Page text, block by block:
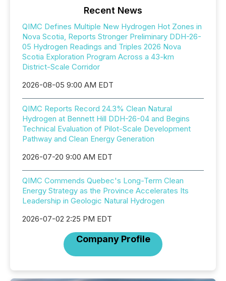
Recent News
QIMC Defines Multiple New Hydrogen Hot Zones in
Nova Scotia, Reports Stronger Preliminary DDH-26-
05 Hydrogen Readings and Triples 2026 Nova
Scotia Exploration Program Across a 43-km
District-Scale Corridor
2026-08-05 9:00 AM EDT
QIMC Reports Record 24.3% Clean Natural
Hydrogen at Bennett Hill DDH-26-04 and Begins
Technical Evaluation of Pilot-Scale Development
Pathway and Clean Energy Generation
2026-07-20 9:00 AM EDT
QIMC Commends Quebec's Long-Term Clean
Energy Strategy as the Province Accelerates Its
Leadership in Geologic Natural Hydrogen
2026-07-02 2:25 PM EDT
Company Profile